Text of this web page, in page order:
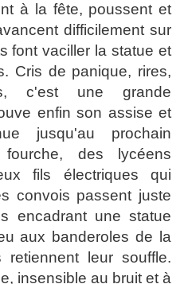
à la fête, poussent et
difficilement sur
font vaciller la statue et
Cris de panique, rires,
c'est une grande
enfin son assise et
jusqu'au prochain
des lycéens
fils électriques qui
convois passent juste
encadrant une statue
aux banderoles de la
leur souffle.
insensible au bruit et à